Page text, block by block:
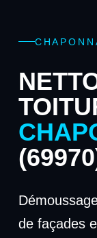
de façades